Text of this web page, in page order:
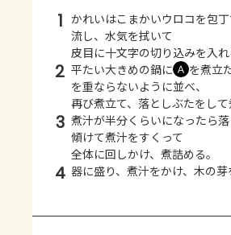
1 かれいはこまかいウロコを包
流し、水気を拭いて
皮目に十文字の切り込みを入れ
2 平たい大きめの鍋に Ａ を煮立
を重ならないように並べ、
再び煮立て、落としぶたをして
3 煮汁が半分くらいになったら
傾けて煮汁をすくって
全体に回しかけ、煮詰める。
4 器に盛り、煮汁をかけ、木の芽